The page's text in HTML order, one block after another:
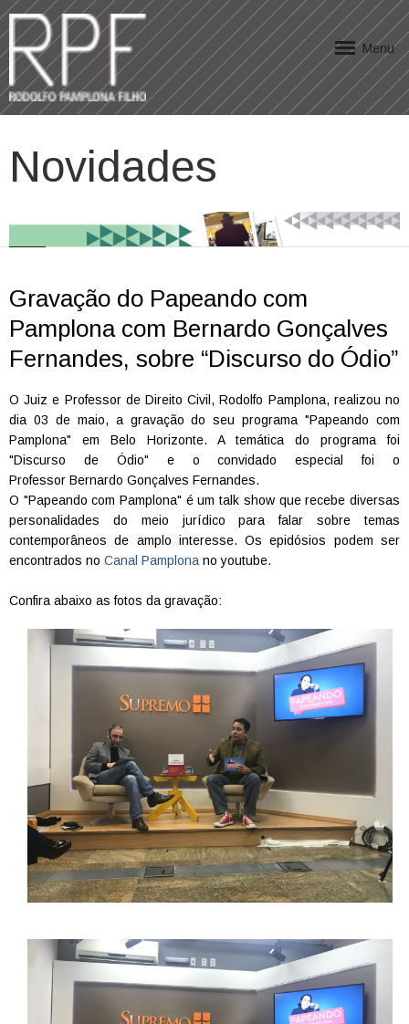
Menu
Novidades
Gravação do Papeando com
Pamplona com Bernardo Gonçalves
Fernandes, sobre “Discurso do Ódio”
O Juiz e Professor de Direito Civil, Rodolfo Pamplona, realizou no
dia 03 de maio, a gravação do seu programa "Papeando com
Pamplona" em Belo Horizonte. A temática do programa foi
"Discurso de Ódio" e o convidado especial foi o
Professor Bernardo Gonçalves Fernandes.
O "Papeando com Pamplona" é um talk show que recebe diversas
personalidades do meio jurídico para falar sobre temas
contemporâneos de amplo interesse. Os epidósios podem ser
encontrados no Canal Pamplonano youtube.
Confira abaixo as fotos da gravação: